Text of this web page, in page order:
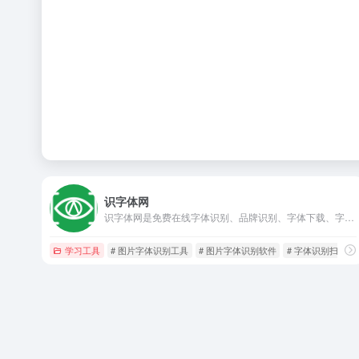
识字体网
学习工具 # 图片字体识别工具 # 图片字体识别软件 # 字体识别扫一扫